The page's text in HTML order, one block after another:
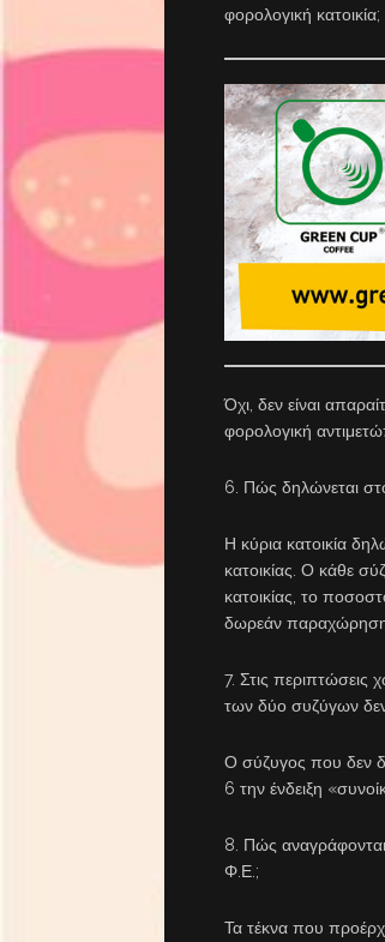
φορολογική κατοικία;
Όχι, δεν είναι
φορολογική
6. Πώς δηλώνεται
Η κύρια κατοικία
κατοικίας. Ο κάθε
κατοικίας, το
δωρεάν
7. Στις
των δύο συζύγων
Ο σύζυγος που δεν
6 την ένδειξη
8. Πώς
Φ.Ε.;
Τα τέκνα που